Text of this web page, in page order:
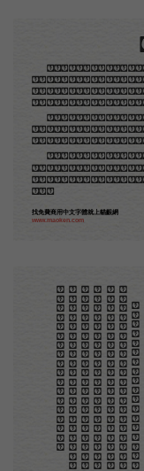
地不問東西，凡木刻的圖版
退；清光緒中，英人傅蘭雅氏編
圖版來。那就是所謂「木口木刻
中國人讀的英文書上的插畫，是同
那時我還是一個兒童，見了
還有一種由畫家一手造成的版畫
品，毫不假手於刻者和印者的。
但是至今沒有一本講說木刻
展下去，路是廣大得很。題材會
還有開出一條新的路徑來的希望
光焰。
找免費商用中文字體就上貓齦網
www.maoken.com
但
是
至
今
沒
有
一
本
講
說
木
刻
的
書
，
這
才
是
第一
本
。
雖
然
稍
簡
略
，
卻
已
經
給
了
讀
者
一
個
大
意。
由
此
發
展
下
去
，
路
是
廣
大
得
很
。
題
材
會
豐
富起
來
的
，
技
藝
也
會
精
煉
起
來
的
，
採
取
新
法
，
加以
中
國
舊
日
之
所
長
，
還
有
開
出
一
條
新
的
路
徑
來的
希
望
。
那
時
作
者
各
將
自
己
的
本
領
和
心
得
，
貢獻
出
來
，
中
國
的
木
刻
界
就
會
發
生
光
焰
。